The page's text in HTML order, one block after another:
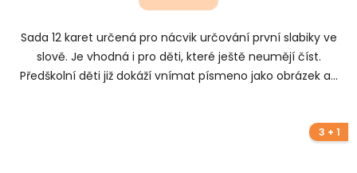
Sada 12 karet určená pro nácvik určování první slabiky ve
slově. Je vhodná i pro děti, které ještě neumějí číst.
Předškolní děti již dokáží vnímat písmeno jako obrázek a...
3 + 1